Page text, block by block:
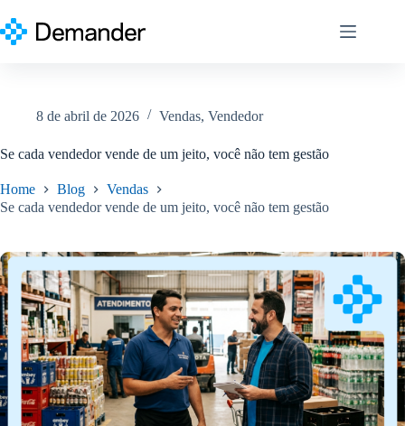
para
o
8 de abril de 2026 Vendas, Vendedor
Se cada vendedor vende de um jeito, você não tem gestão
Home Blog
Vendas
Se cada vendedor vende de um jeito, você não tem gestão